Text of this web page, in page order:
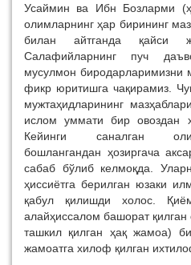
Усаймин ва Ибн Бозларми
олимларнинг ҳар бирининг
билан айтганда қайси
Салафийларнинг пуч
мусулмон биродарларимизни
фикр юритишга чақирамиз.
мужтаҳидларининг
ислом уммати бир овоздан
Кейинги саналган
бошлангандан ҳозиргача
сабаб бўлиб келмоқда.
ҳиссиётга берилган юзаки
қабул қилишди холос.
алайҳиссалом башорат қилган
ташкил қилган ҳақ жамоа)
жамоатга хилоф қилган